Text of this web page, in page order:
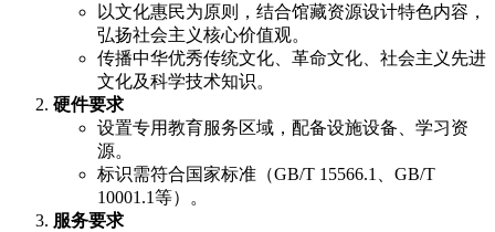
以文化惠民为原则，结合馆藏资源设计特色内容，
弘扬社会主义核心价值观。
传播中华优秀传统文化、革命文化、社会主义先进
文化及科学技术知识。
硬件要求
设置专用教育服务区域，配备设施设备、学习资
源。
标识需符合国家标准（GB/T 15566.1、GB/T
10001.1等）。
服务要求